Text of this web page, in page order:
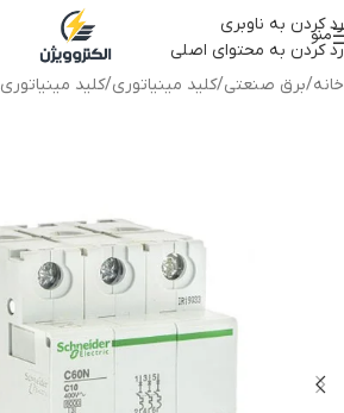
رد کردن به ناوبری
رد کردن به محتوای اصلی
منو
خانه/برق صنعتی/کلید مینیاتوری/کلید مینیاتوری AC